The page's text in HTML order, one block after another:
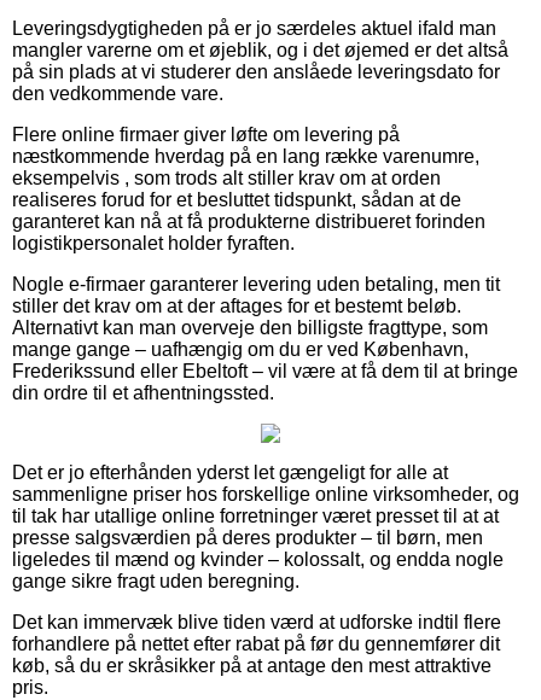
Leveringsdygtigheden på er jo særdeles aktuel ifald man
mangler varerne om et øjeblik, og i det øjemed er det altså
på sin plads at vi studerer den anslåede leveringsdato for
den vedkommende vare.
Flere online firmaer giver løfte om levering på
næstkommende hverdag på en lang række varenumre,
eksempelvis , som trods alt stiller krav om at orden
realiseres forud for et besluttet tidspunkt, sådan at de
garanteret kan nå at få produkterne distribueret forinden
logistikpersonalet holder fyraften.
Nogle e-firmaer garanterer levering uden betaling, men tit
stiller det krav om at der aftages for et bestemt beløb.
Alternativt kan man overveje den billigste fragttype, som
mange gange – uafhængig om du er ved København,
Frederikssund eller Ebeltoft – vil være at få dem til at bringe
din ordre til et afhentningssted.
Det er jo efterhånden yderst let gængeligt for alle at
sammenligne priser hos forskellige online virksomheder, og
til tak har utallige online forretninger været presset til at at
presse salgsværdien på deres produkter – til børn, men
ligeledes til mænd og kvinder – kolossalt, og endda nogle
gange sikre fragt uden beregning.
Det kan immervæk blive tiden værd at udforske indtil flere
forhandlere på nettet efter rabat på før du gennemfører dit
køb, så du er skråsikker på at antage den mest attraktive
pris.